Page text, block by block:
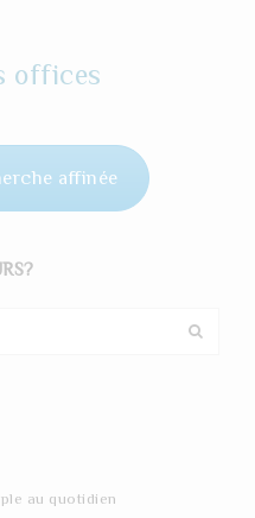
offices
affinée
au quotidien